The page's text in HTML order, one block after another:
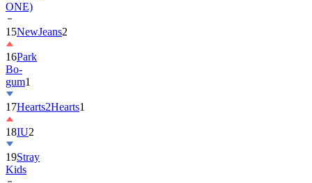
15NewJeans
16Park
Bo-
gum1
17Hearts2Hearts
18IU2
19Stray
Kids
20ASTRO